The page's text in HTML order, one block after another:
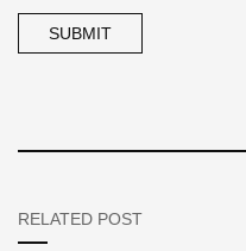
RELATED POST